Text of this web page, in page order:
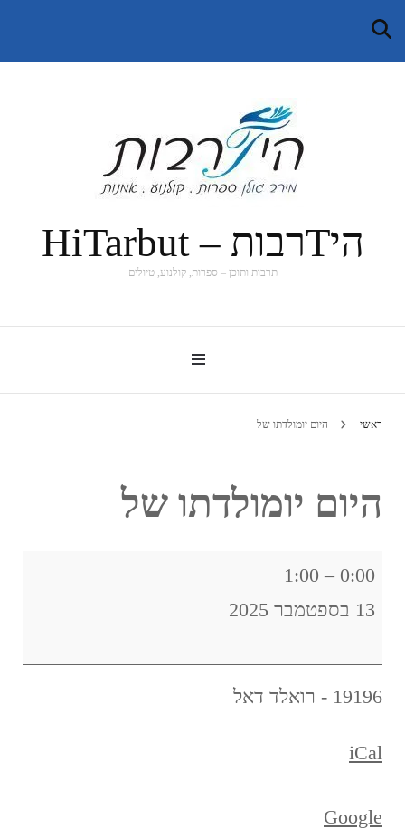
היTרבות – HiTarbut
תרבות ותוכן – ספרות, קולנוע, טיולים
ראשי היום יומולדתו של
היום יומולדתו של
היום
יומולדתו
0:00
–
1:00
13 בספטמבר 2025
19196 - רואלד דאל
iCal
Google